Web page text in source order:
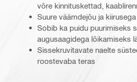
võre kinnituskettad,
Suure väämdejõu ja
Sobib ka puidu puurimiseks
augusaagidega lõikamiseks
Sissekruvitavate naelte
roostevaba teras